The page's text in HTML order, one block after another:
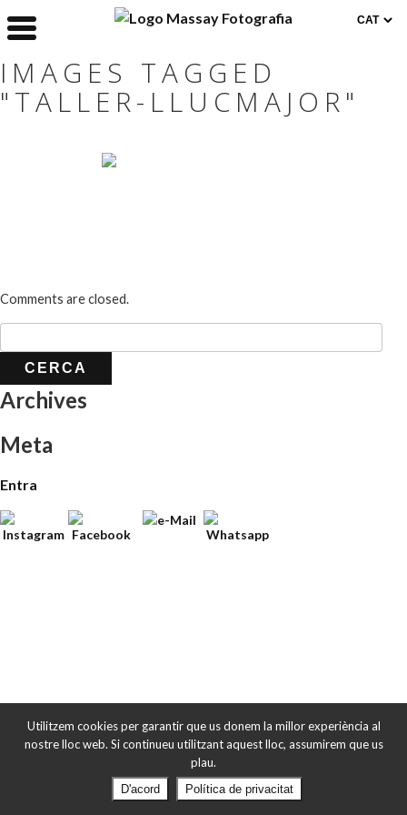
IMAGES TAGGED
"TALLER-LLUCMAJOR"
Comments are closed.
Archives
Meta
Entra
Utilitzem cookies per garantir que us donem la millor experiència al
nostre lloc web. Si continueu utilitzant aquest lloc, assumirem que us
plau.
D'acord Política de privacitat